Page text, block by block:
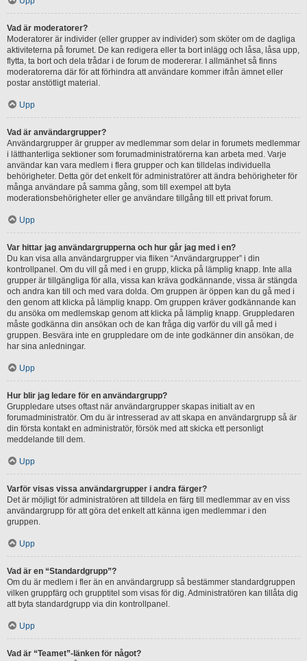
Vad är moderatorer?
Moderatorer är individer (eller grupper av individer) som sköter om de dagliga
aktiviteterna på forumet. De kan redigera eller ta bort inlägg och låsa, låsa upp,
flytta, ta bort och dela trådar i de forum de modererar. I allmänhet så finns
moderatorerna där för att förhindra att användare kommer ifrån ämnet eller
postar anstötligt material.
Upp
Vad är användargrupper?
Användargrupper är grupper av medlemmar som delar in forumets medlemmar
i lätthanterliga sektioner som forumadministratörerna kan arbeta med. Varje
användar kan vara medlem i flera grupper och kan tilldelas individuella
behörigheter. Detta gör det enkelt för administratörer att ändra behörigheter för
många användare på samma gång, som till exempel att byta
moderationsbehörigheter eller ge användare tillgång till ett privat forum.
Upp
Var hittar jag användargrupperna och hur går jag med i en?
Du kan visa alla användargrupper via fliken “Användargrupper” i din
kontrollpanel. Om du vill gå med i en grupp, klicka på lämplig knapp. Inte alla
grupper är tillgängliga för alla, vissa kan kräva godkännande, vissa är stängda
och andra kan till och med vara dolda. Om gruppen är öppen kan du gå med i
den genom att klicka på lämplig knapp. Om gruppen kräver godkännande kan
du ansöka om medlemskap genom att klicka på lämplig knapp. Gruppledaren
måste godkänna din ansökan och de kan fråga dig varför du vill gå med i
gruppen. Besvära inte en gruppledare om de inte godkänner din ansökan, de
har sina anledningar.
Upp
Hur blir jag ledare för en användargrupp?
Gruppledare utses oftast när användargrupper skapas initialt av en
forumadministratör. Om du är intresserad av att skapa en användargrupp så är
din första kontakt en administratör, försök med att skicka ett personligt
meddelande till dem.
Upp
Varför visas vissa användargrupper i andra färger?
Det är möjligt för administratören att tilldela en färg till medlemmar av en viss
användargrupp för att göra det enkelt att känna igen medlemmar i den
gruppen.
Upp
Vad är en “Standardgrupp”?
Om du är medlem i fler än en användargrupp så bestämmer standardgruppen
vilken gruppfärg och grupptitel som visas för dig. Administratören kan tillåta dig
att byta standardgrupp via din kontrollpanel.
Upp
Vad är “Teamet”-länken för något?